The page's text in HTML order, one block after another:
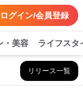
ログイン/会員登録
・美容 ライフスタ
リリース一覧